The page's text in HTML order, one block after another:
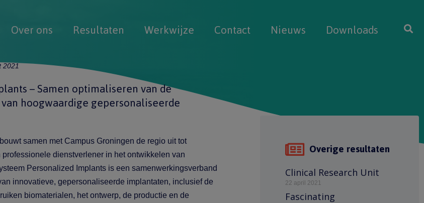
Over ons Resultaten Werkwijze Contact Nieuws Downloads
2021
– Samen optimaliseren van de
hoogwaardige gepersonaliseerde
samen met Campus Groningen de regio uit tot
dienstverlener in het ontwikkelen van
Personalized Implants is een samenwerkingsverband
innovatieve, gepersonaliseerde implantaten, inclusief de
biomaterialen, het ontwerp, de productie en de
Overige resultaten
Clinical Research Unit
22 april 2021
Fascinating